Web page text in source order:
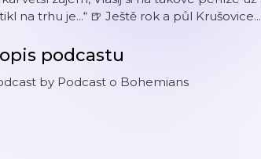
na trhu je...“ 🍺 Ještě rok a půl
podcastu
by Podcast o Bohemians